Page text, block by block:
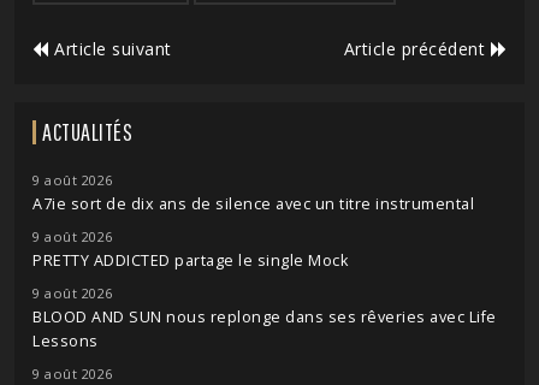
Article suivant Article précédent
ACTUALITÉS
9 août 2026
A7ie sort de dix ans de silence avec un titre instrumental
9 août 2026
PRETTY ADDICTED partage le single Mock
9 août 2026
BLOOD AND SUN nous replonge dans ses rêveries avec Life
Lessons
9 août 2026